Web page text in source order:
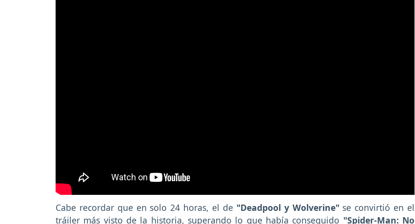
Cabe recordar que en solo 24 horas, el de "Deadpool y Wolverine" se convirtió en el
tráiler más visto de la historia, superando lo que había conseguido "Spider-Man: No